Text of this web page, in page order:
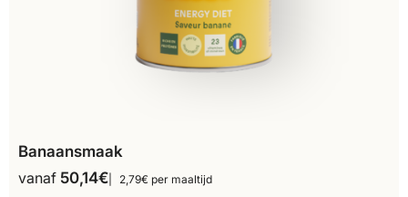
Banaansmaak
vanaf 50,14€ 2,79€ per maaltijd